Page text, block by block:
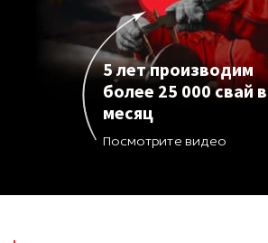
5 лет производим
более 25 000 свай в
месяц
Посмотрите видео